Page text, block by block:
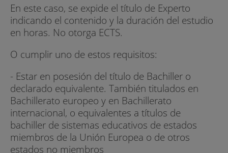
En este caso, se expide el título de Experto
indicando el contenido y la duración del estudio
en horas. No otorga ECTS.
O cumplir uno de estos requisitos:
- Estar en posesión del título de Bachiller o
declarado equivalente. También titulados en
Bachillerato europeo y en Bachillerato
internacional, o equivalentes a títulos de
bachiller de sistemas educativos de estados
miembros de la Unión Europea o de otros
estados no miembros